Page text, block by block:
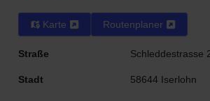
Karte Routenplaner
Straße Schleddestrasse
Stadt 58644 Iserlohn